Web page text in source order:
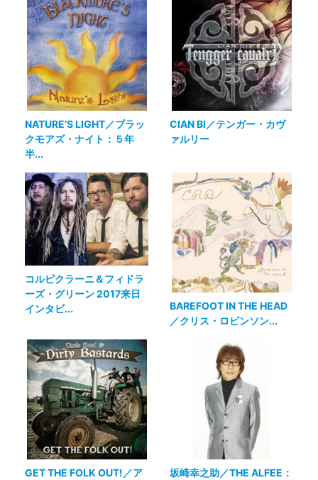
NATURE’S LIGHT／ブラッ
クモアズ・ナイト：５年
半...
CIAN BI／テンガー・カヴ
ァルリー
コルピクラーニ＆フィドラ
ーズ・グリーン 2017来日
インタビ...
BAREFOOT IN THE HEAD
／クリス・ロビンソン...
GET THE FOLK OUT!／ア
坂崎幸之助／THE ALFEE：